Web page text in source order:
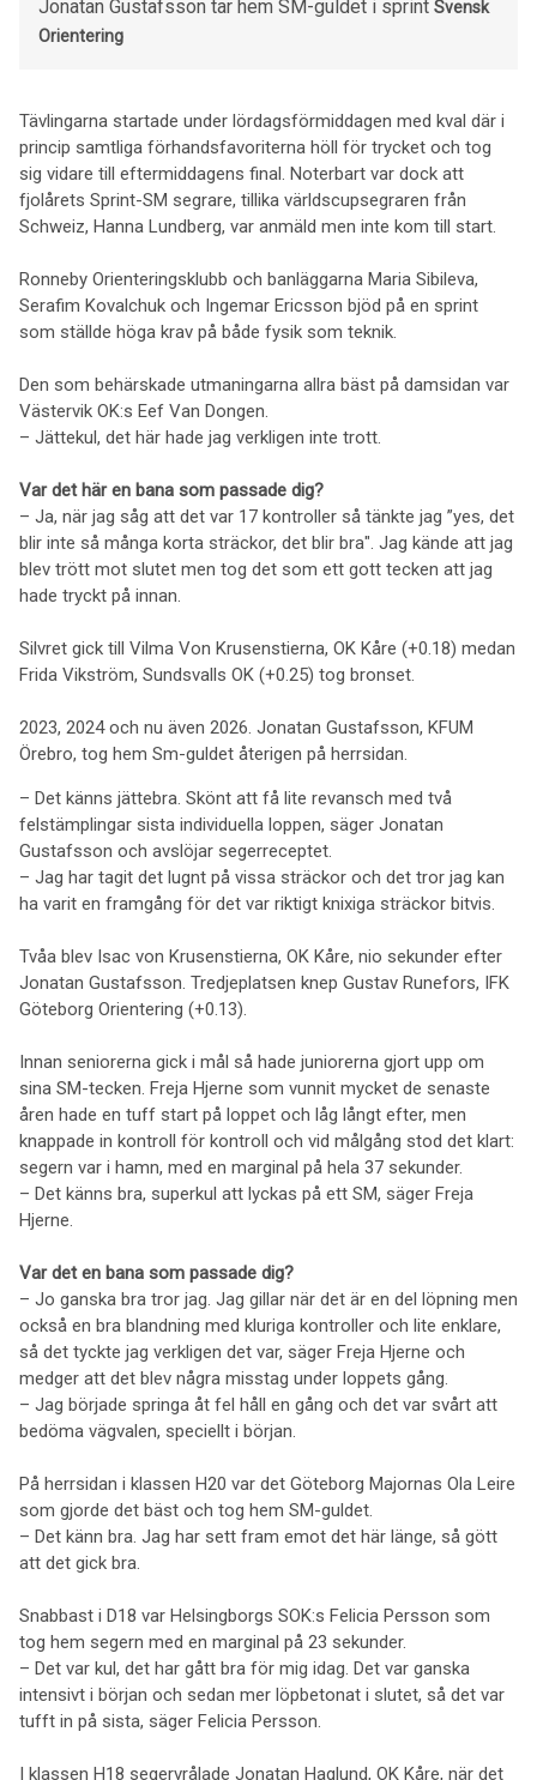
Jonatan Gustafsson tar hem SM-guldet i sprint Svensk
Orientering
Tävlingarna startade under lördagsförmiddagen med kval där i
princip samtliga förhandsfavoriterna höll för trycket och tog
sig vidare till eftermiddagens final. Noterbart var dock att
fjolårets Sprint-SM segrare, tillika världscupsegraren från
Schweiz, Hanna Lundberg, var anmäld men inte kom till start.
Ronneby Orienteringsklubb och banläggarna Maria Sibileva,
Serafim Kovalchuk och Ingemar Ericsson bjöd på en sprint
som ställde höga krav på både fysik som teknik.
Den som behärskade utmaningarna allra bäst på damsidan var
Västervik OK:s Eef Van Dongen.
– Jättekul, det här hade jag verkligen inte trott.
Var det här en bana som passade dig?
– Ja, när jag såg att det var 17 kontroller så tänkte jag ”yes, det
blir inte så många korta sträckor, det blir bra". Jag kände att jag
blev trött mot slutet men tog det som ett gott tecken att jag
hade tryckt på innan.
Silvret gick till Vilma Von Krusenstierna, OK Kåre (+0.18) medan
Frida Vikström, Sundsvalls OK (+0.25) tog bronset.
2023, 2024 och nu även 2026. Jonatan Gustafsson, KFUM
Örebro, tog hem Sm-guldet återigen på herrsidan.
– Det känns jättebra. Skönt att få lite revansch med två
felstämplingar sista individuella loppen, säger Jonatan
Gustafsson och avslöjar segerreceptet.
– Jag har tagit det lugnt på vissa sträckor och det tror jag kan
ha varit en framgång för det var riktigt knixiga sträckor bitvis.
Tvåa blev Isac von Krusenstierna, OK Kåre, nio sekunder efter
Jonatan Gustafsson. Tredjeplatsen knep Gustav Runefors, IFK
Göteborg Orientering (+0.13).
Innan seniorerna gick i mål så hade juniorerna gjort upp om
sina SM-tecken. Freja Hjerne som vunnit mycket de senaste
åren hade en tuff start på loppet och låg långt efter, men
knappade in kontroll för kontroll och vid målgång stod det klart:
segern var i hamn, med en marginal på hela 37 sekunder.
– Det känns bra, superkul att lyckas på ett SM, säger Freja
Hjerne.
Var det en bana som passade dig?
– Jo ganska bra tror jag. Jag gillar när det är en del löpning men
också en bra blandning med kluriga kontroller och lite enklare,
så det tyckte jag verkligen det var, säger Freja Hjerne och
medger att det blev några misstag under loppets gång.
– Jag började springa åt fel håll en gång och det var svårt att
bedöma vägvalen, speciellt i början.
På herrsidan i klassen H20 var det Göteborg Majornas Ola Leire
som gjorde det bäst och tog hem SM-guldet.
– Det känn bra. Jag har sett fram emot det här länge, så gött
att det gick bra.
Snabbast i D18 var Helsingborgs SOK:s Felicia Persson som
tog hem segern med en marginal på 23 sekunder.
– Det var kul, det har gått bra för mig idag. Det var ganska
intensivt i början och sedan mer löpbetonat i slutet, så det var
tufft in på sista, säger Felicia Persson.
I klassen H18 segervrålade Jonatan Haglund, OK Kåre, när det